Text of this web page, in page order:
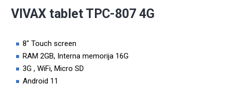
VIVAX tablet TPC-807 4G
8″ Touch screen
RAM 2GB, Interna memorija 16G
3G , WiFi, Micro SD
Android 11